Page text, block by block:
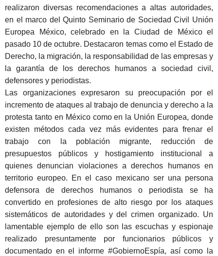
realizaron diversas recomendaciones a altas autoridades,
en el marco del Quinto Seminario de Sociedad Civil Unión
Europea México, celebrado en la Ciudad de México el
pasado 10 de octubre. Destacaron temas como el Estado de
Derecho, la migración, la responsabilidad de las empresas y
la garantía de los derechos humanos a sociedad civil,
defensores y periodistas.
Las organizaciones expresaron su preocupación por el
incremento de ataques al trabajo de denuncia y derecho a la
protesta tanto en México como en la Unión Europea, donde
existen métodos cada vez más evidentes para frenar el
trabajo con la población migrante, reducción de
presupuestos públicos y hostigamiento institucional a
quienes denuncian violaciones a derechos humanos en
territorio europeo. En el caso mexicano ser una persona
defensora de derechos humanos o periodista se ha
convertido en profesiones de alto riesgo por los ataques
sistemáticos de autoridades y del crimen organizado. Un
lamentable ejemplo de ello son las escuchas y espionaje
realizado presuntamente por funcionarios públicos y
documentado en el informe #GobiernoEspía, así como la